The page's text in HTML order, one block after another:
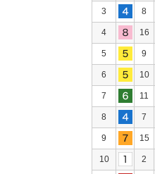
3 8
4 16
5 9
6 10
7 11
8 7
9 15
10 2